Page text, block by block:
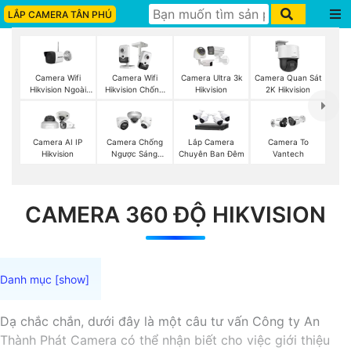
LẮP CAMERA TÂN PHÚ
Camera Wifi
Hikvision Ngoài
Camera Wifi
Hikvision Chống
Camera Ultra 3k
Hikvision
Camera Quan Sát
2K Hikvision
Camera AI IP
Hikvision
Camera Chống
Ngược Sáng
Lắp Camera
Chuyên Ban Đêm
Camera To
Vantech
CAMERA 360 ĐỘ HIKVISION
Dạ chắc chắn, dưới đây là một câu tư vấn Công ty An
Thành Phát Camera có thể nhận biết cho việc giới thiệu